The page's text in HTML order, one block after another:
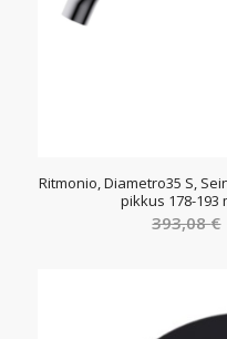
Ritmonio, Diametro35 S,
pikkus 178-193
393,08€